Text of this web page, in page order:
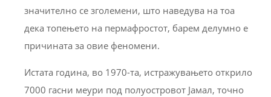
значително се зголемени, што наведува на тоа
дека топењето на пермафростот, барем делумно е
причината за овие феномени.
Истата година, во 1970-та, истражувањето открило
7000 гасни меури под полуостровот Јамал, точно